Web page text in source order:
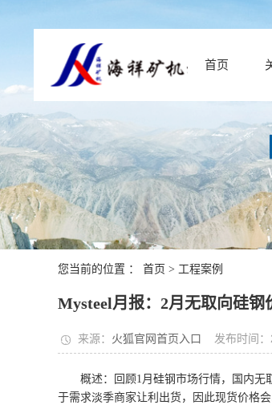
首页
您当前的位置 ： 首页 > 工程案例
Mysteel月报：2月无取向硅钢
来源： 火狐官网首页入口 发布时间：
概述：回顾1月硅钢市场行情，国内无取
于需求淡季商家让利出货，因此现货价格会